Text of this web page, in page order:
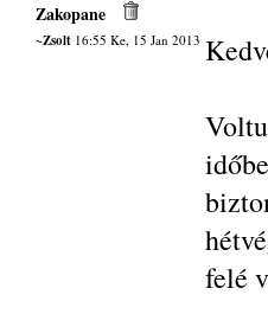
Zakopane
~Zsolt16:55 Ke, 15 Jan 2013
felé